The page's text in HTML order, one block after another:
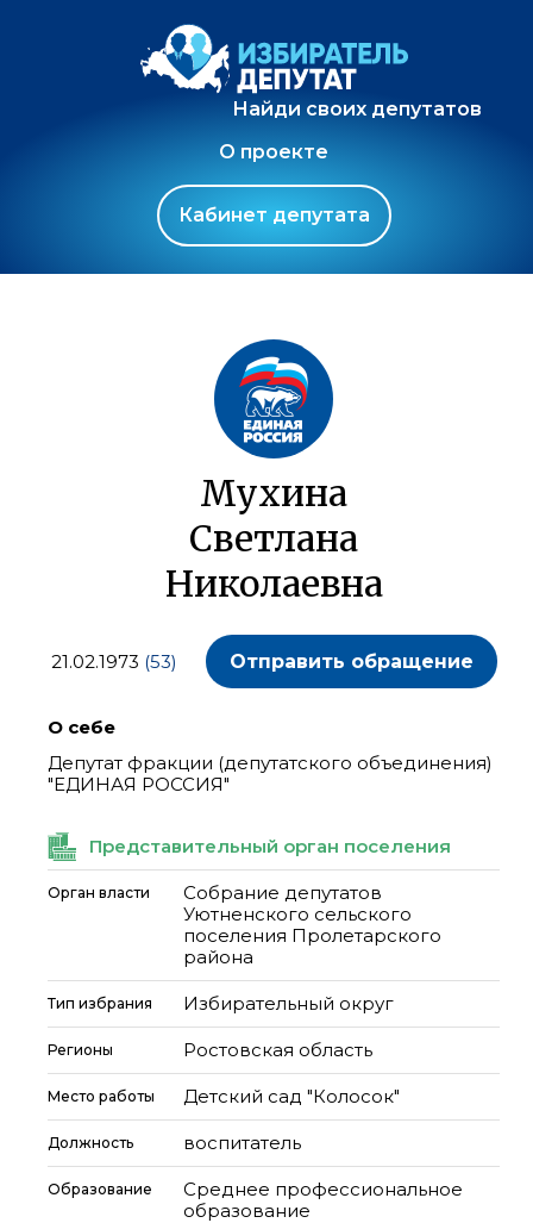
Найди своих депутатов
О проекте
Кабинет депутата
Мухина
Светлана
Николаевна
21.02.1973 (53) Отправить обращение
О себе
Депутат фракции (депутатского объединения)
"ЕДИНАЯ РОССИЯ"
Представительный орган поселения
Орган власти
Собрание депутатов
Уютненского сельского
поселения Пролетарского
района
Тип избрания Избирательный округ
Регионы Ростовская область
Место работы Детский сад "Колосок"
Должность воспитатель
Образование
Среднее профессиональное
образование